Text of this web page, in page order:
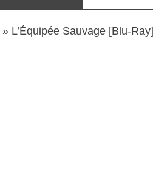
» L’Équipée Sauvage [Blu-Ray]